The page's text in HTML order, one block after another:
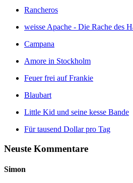
Rancheros
weisse Apache - Die Rache des
Campana
Amore in Stockholm
Feuer frei auf Frankie
Blaubart
Little Kid und seine kesse Bande
Für tausend Dollar pro Tag
Neuste Kommentare
Simon